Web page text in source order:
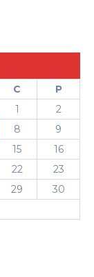
C
P
1
2
8
9
15
16
22
23
29
30